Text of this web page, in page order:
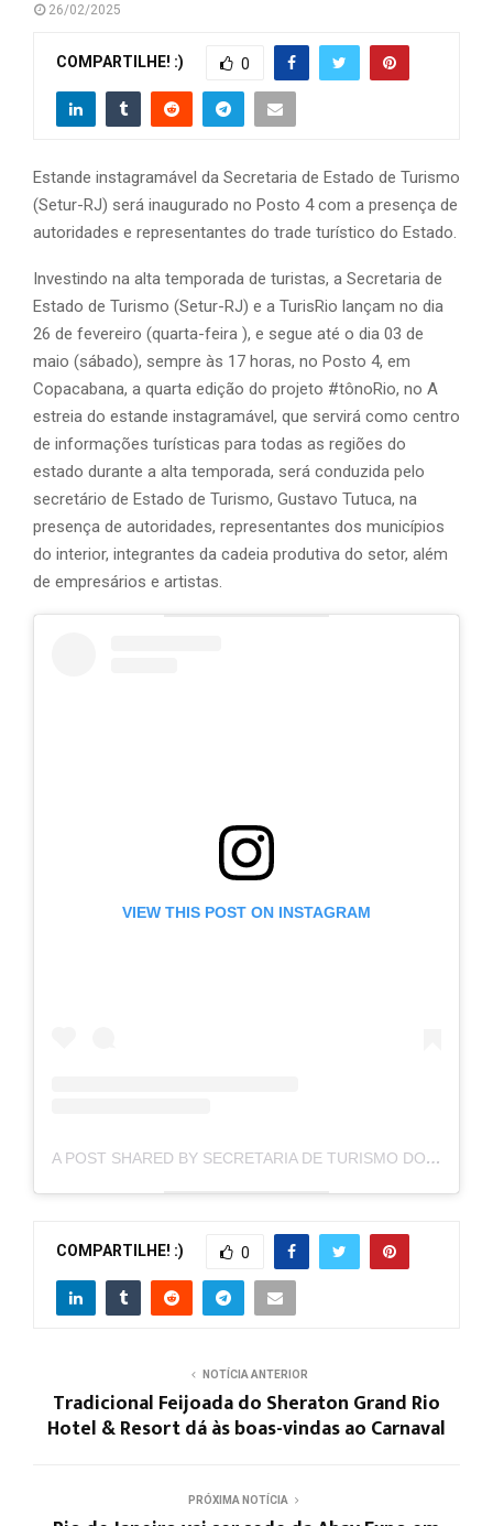
26/02/2025
COMPARTILHE! :) 0
Estande instagramável da Secretaria de Estado de Turismo
(Setur-RJ) será inaugurado no Posto 4 com a presença de
autoridades e representantes do trade turístico do Estado.
Investindo na alta temporada de turistas, a Secretaria de
Estado de Turismo (Setur-RJ) e a TurisRio lançam no dia
26 de fevereiro (quarta-feira ), e segue até o dia 03 de
maio (sábado), sempre às 17 horas, no Posto 4, em
Copacabana, a quarta edição do projeto #tônoRio, no A
estreia do estande instagramável, que servirá como centro
de informações turísticas para todas as regiões do
estado durante a alta temporada, será conduzida pelo
secretário de Estado de Turismo, Gustavo Tutuca, na
presença de autoridades, representantes dos municípios
do interior, integrantes da cadeia produtiva do setor, além
de empresários e artistas.
VIEW THIS POST ON INSTAGRAM
A POST SHARED BY SECRETARIA DE TURISMO DO RJ (@SETUR_RJ)
COMPARTILHE! :) 0
NOTÍCIA ANTERIOR
Tradicional Feijoada do Sheraton Grand Rio
Hotel & Resort dá às boas-vindas ao Carnaval
PRÓXIMA NOTÍCIA